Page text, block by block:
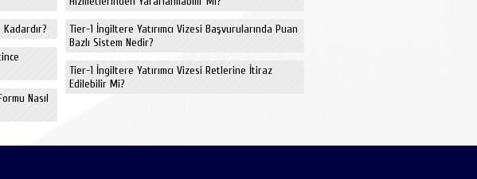
Nasıl
Tier-1 İngiltere Yatırımcı Vizesi Başvurularında Puan
Bazlı Sistem Nedir?
Tier-1 İngiltere Yatırımcı Vizesi Retlerine İtiraz
Edilebilir Mi?